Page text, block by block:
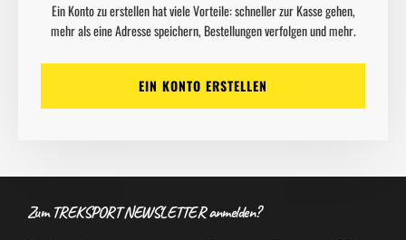
Ein Konto zu erstellen hat viele Vorteile: schneller zur Kasse gehen,
mehr als eine Adresse speichern, Bestellungen verfolgen und mehr.
EIN KONTO ERSTELLEN
Zum TREKSPORT NEWSLETTER anmelden?